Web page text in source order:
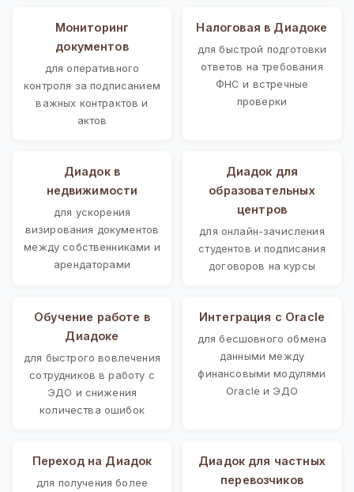
Мониторинг
документов
для оперативного
контроля за подписанием
важных контрактов и
актов
Налоговая в Диадоке
для быстрой подготовки
ответов на требования
ФНС и встречные
проверки
Диадок в
недвижимости
для ускорения
визирования документов
между собственниками и
арендаторами
Диадок для
образовательных
центров
для онлайн-зачисления
студентов и подписания
договоров на курсы
Обучение работе в
Диадоке
для быстрого вовлечения
сотрудников в работу с
ЭДО и снижения
количества ошибок
Интеграция с Oracle
для бесшовного обмена
данными между
финансовыми модулями
Oracle и ЭДО
Переход на Диадок
для получения более
Диадок для частных
перевозчиков